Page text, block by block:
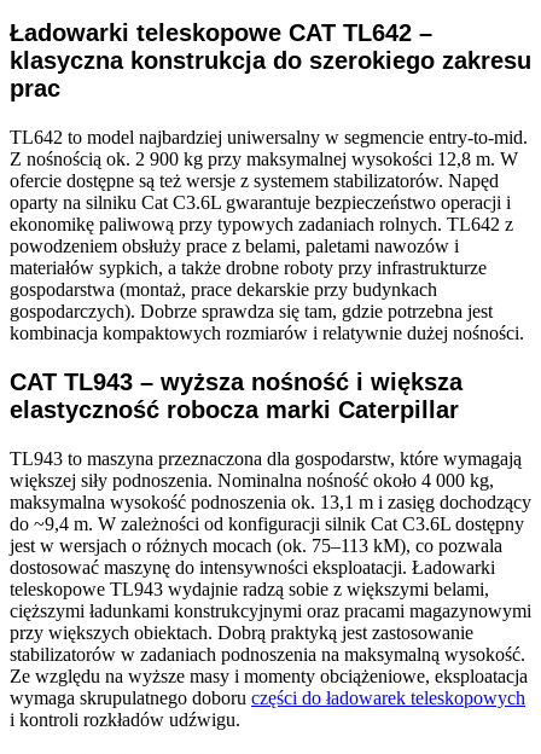
Ładowarki teleskopowe CAT TL642 –
klasyczna konstrukcja do szerokiego zakresu
prac
TL642 to model najbardziej uniwersalny w segmencie entry-to-mid.
Z nośnością ok. 2 900 kg przy maksymalnej wysokości 12,8 m. W
ofercie dostępne są też wersje z systemem stabilizatorów. Napęd
oparty na silniku Cat C3.6L gwarantuje bezpieczeństwo operacji i
ekonomikę paliwową przy typowych zadaniach rolnych. TL642 z
powodzeniem obsłuży prace z belami, paletami nawozów i
materiałów sypkich, a także drobne roboty przy infrastrukturze
gospodarstwa (montaż, prace dekarskie przy budynkach
gospodarczych). Dobrze sprawdza się tam, gdzie potrzebna jest
kombinacja kompaktowych rozmiarów i relatywnie dużej nośności.
CAT TL943 – wyższa nośność i większa
elastyczność robocza marki Caterpillar
TL943 to maszyna przeznaczona dla gospodarstw, które wymagają
większej siły podnoszenia. Nominalna nośność około 4 000 kg,
maksymalna wysokość podnoszenia ok. 13,1 m i zasięg dochodzący
do ~9,4 m. W zależności od konfiguracji silnik Cat C3.6L dostępny
jest w wersjach o różnych mocach (ok. 75–113 kM), co pozwala
dostosować maszynę do intensywności eksploatacji. Ładowarki
teleskopowe TL943 wydajnie radzą sobie z większymi belami,
cięższymi ładunkami konstrukcyjnymi oraz pracami magazynowymi
przy większych obiektach. Dobrą praktyką jest zastosowanie
stabilizatorów w zadaniach podnoszenia na maksymalną wysokość.
Ze względu na wyższe masy i momenty obciążeniowe, eksploatacja
wymaga skrupulatnego doboru części do ładowarek teleskopowych
i kontroli rozkładów udźwigu.